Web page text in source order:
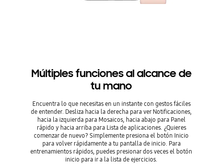
Múltiples funciones al alcance de
tu mano
Encuentra lo que necesitas en un instante con gestos fáciles
de entender. Desliza hacia la derecha para ver Notificaciones,
hacia la izquierda para Mosaicos, hacia abajo para Panel
rápido y hacia arriba para Lista de aplicaciones. ¿Quieres
comenzar de nuevo? Simplemente presiona el botón Inicio
para volver rápidamente a tu pantalla de inicio. Para
entrenamientos rápidos, puedes presionar dos veces el botón
inicio para ir a la lista de ejercicios.